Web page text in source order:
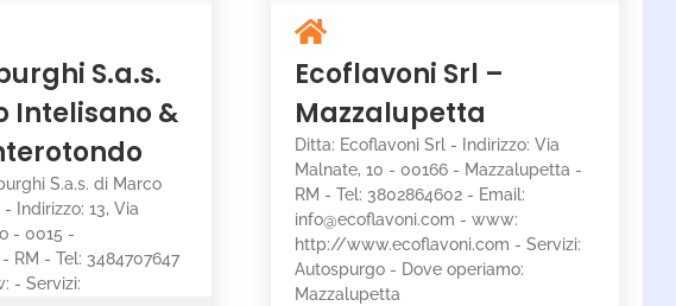
S.a.s.
Intelisano &
S.a.s. di Marco
- Indirizzo: 13, Via
- 0015 -
RM - Tel: 3484707647
- Servizi:
Ecoflavoni Srl –
Mazzalupetta
Ditta: Ecoflavoni Srl - Indirizzo: Via
Malnate, 10 - 00166 - Mazzalupetta -
RM - Tel: 3802864602 - Email:
info@ecoflavoni.com - www:
http://www.ecoflavoni.com - Servizi:
Autospurgo - Dove operiamo:
Mazzalupetta